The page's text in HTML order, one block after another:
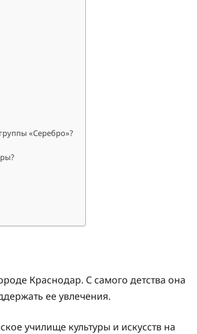
«Серебро»?
Краснодар. С самого детства она
ее увлечения.
училище культуры и искусств на